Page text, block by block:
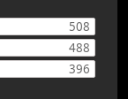
508
488
396